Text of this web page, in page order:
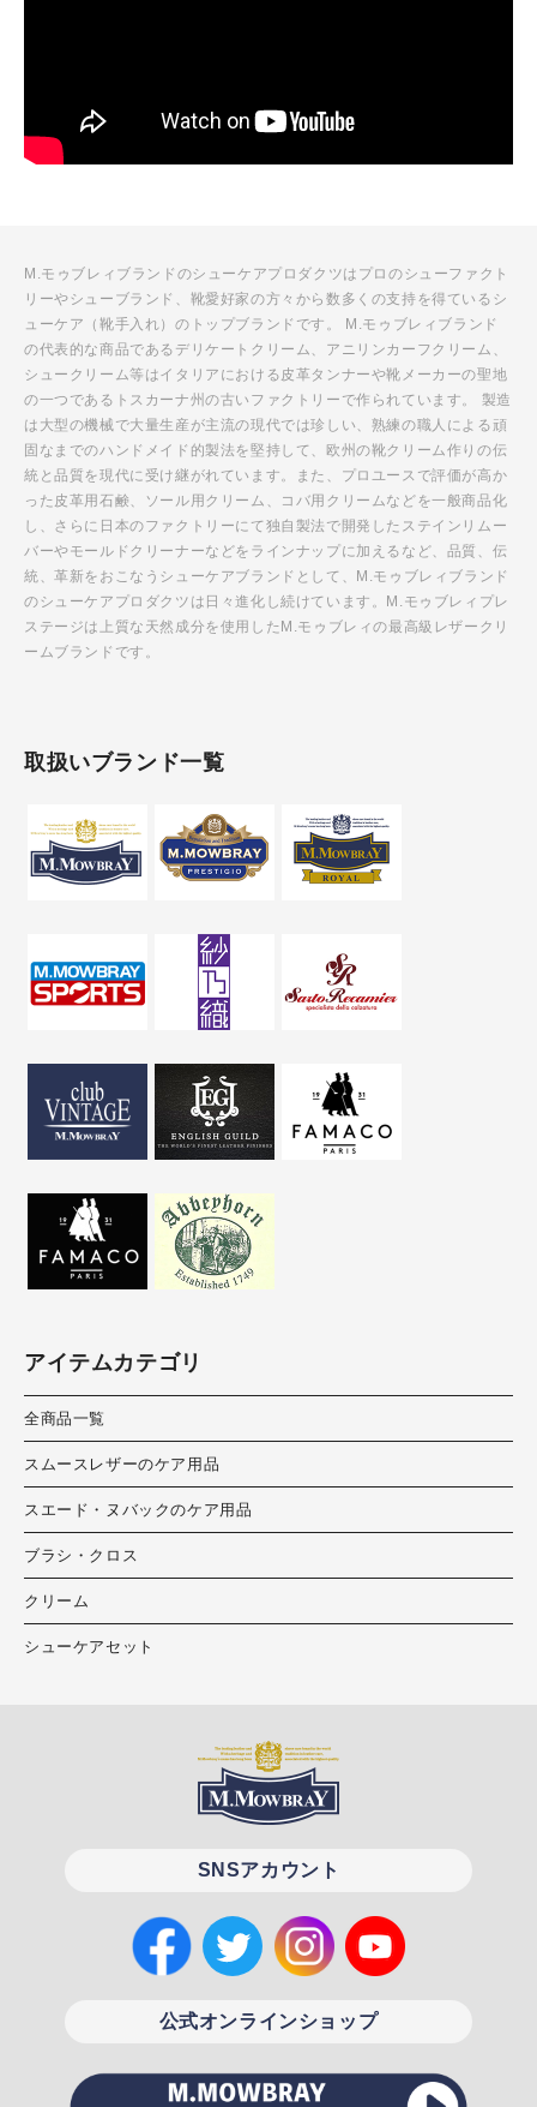
M.モゥブレィブランドのシューケアプロダクツはプロのシューファクト
リーやシューブランド、靴愛好家の方々から数多くの支持を得ているシ
ューケア（靴手入れ）のトップブランドです。 M.モゥブレィブランド
の代表的な商品であるデリケートクリーム、アニリンカーフクリーム、
シュークリーム等はイタリアにおける皮革タンナーや靴メーカーの聖地
の一つであるトスカーナ州の古いファクトリーで作られています。 製造
は大型の機械で大量生産が主流の現代では珍しい、熟練の職人による頑
固なまでのハンドメイド的製法を堅持して、欧州の靴クリーム作りの伝
統と品質を現代に受け継がれています。また、プロユースで評価が高か
った皮革用石鹸、ソール用クリーム、コバ用クリームなどを一般商品化
し、さらに日本のファクトリーにて独自製法で開発したステインリムー
バーやモールドクリーナーなどをラインナップに加えるなど、品質、伝
統、革新をおこなうシューケアブランドとして、M.モゥブレィブランド
のシューケアプロダクツは日々進化し続けています。M.モゥブレィプレ
ステージは上質な天然成分を使用したM.モゥブレィの最高級レザークリ
ームブランドです。
取扱いブランド一覧
アイテムカテゴリ
全商品一覧
スムースレザーのケア用品
スエード・ヌバックのケア用品
ブラシ・クロス
クリーム
シューケアセット
SNSアカウント
公式オンラインショップ